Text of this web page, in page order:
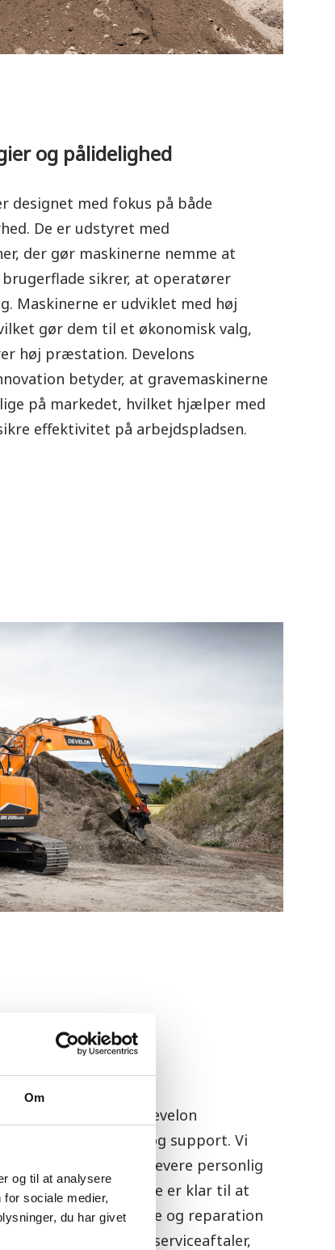
Om
og til at analysere
sociale medier,
du har givet
og pålidelighed
designet med fokus på både
De er udstyret med
der gør maskinerne nemme at
sikrer, at operatører
Maskinerne er udviklet med høj
gør dem til et økonomisk valg,
høj præstation. Develons
betyder, at gravemaskinerne
på markedet, hvilket hjælper med
effektivitet på arbejdspladsen.
tilbyder vi ikke kun Develon
omfattende service og support. Vi
og stræber efter at levere personlig
erfarne teknikere er klar til at
vedligeholdelse og reparation
. Vi tilbyder serviceaftaler,